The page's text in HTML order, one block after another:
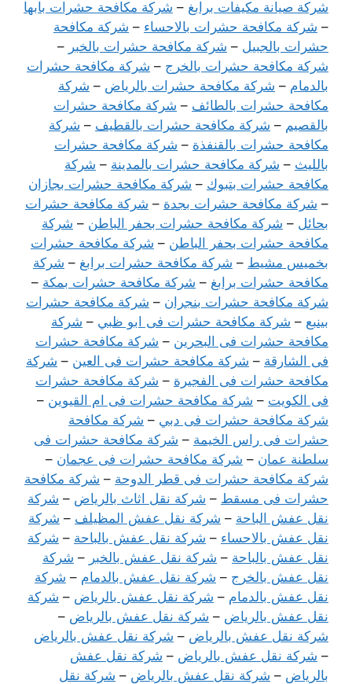
شركة صيانة مكيفات برابغ – شركة مكافحة حشرات بابها
– شركة مكافحة حشرات بالاحساء – شركة مكافحة
حشرات بالجبيل – شركة مكافحة حشرات بالخبر –
شركة مكافحة حشرات بالخرج – شركة مكافحة حشرات
بالدمام – شركة مكافحة حشرات بالرياض – شركة
مكافحة حشرات بالطائف – شركة مكافحة حشرات
بالقصيم – شركة مكافحة حشرات بالقطيف – شركة
مكافحة حشرات بالقنفذة – شركة مكافحة حشرات
بالليث – شركة مكافحة حشرات بالمدينة – شركة
مكافحة حشرات بتبوك – شركة مكافحة حشرات بجازان
– شركة مكافحة حشرات بجدة – شركة مكافحة حشرات
بحائل – شركة مكافحة حشرات بحفر الباطن – شركة
مكافحة حشرات بحفر الباطن – شركة مكافحة حشرات
بخميس مشيط – شركة مكافحة حشرات برابغ – شركة
مكافحة حشرات برابغ – شركة مكافحة حشرات بمكة –
شركة مكافحة حشرات بنجران – شركة مكافحة حشرات
بينبع – شركة مكافحة حشرات فى ابو ظبي – شركة
مكافحة حشرات فى البحرين – شركة مكافحة حشرات
فى الشارقة – شركة مكافحة حشرات فى العين – شركة
مكافحة حشرات فى الفجيرة – شركة مكافحة حشرات
فى الكويت – شركة مكافحة حشرات فى ام القيوين –
شركة مكافحة حشرات فى دبي – شركة مكافحة
حشرات فى راس الخيمة – شركة مكافحة حشرات فى
سلطنة عمان – شركة مكافحة حشرات فى عجمان –
شركة مكافحة حشرات فى قطر الدوحة – شركة مكافحة
حشرات فى مسقط – شركة نقل اثاث بالرياض – شركة
نقل عفش الباحة – شركة نقل عفش المظيلف – شركة
نقل عفش بالاحساء – شركة نقل عفش بالباحة – شركة
نقل عفش بالباحة – شركة نقل عفش بالخبر – شركة
نقل عفش بالخرج – شركة نقل عفش بالدمام – شركة
نقل عفش بالدمام – شركة نقل عفش بالرياض – شركة
نقل عفش بالرياض – شركة نقل عفش بالرياض –
شركة نقل عفش بالرياض – شركة نقل عفش بالرياض
– شركة نقل عفش بالرياض – شركة نقل عفش
بالرياض – شركة نقل عفش بالرياض – شركة نقل